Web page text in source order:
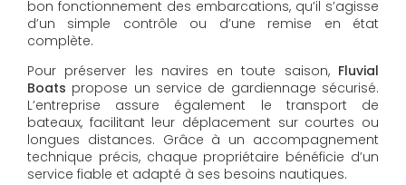
bon fonctionnement des embarcations, qu’il s’agisse
d’un simple contrôle ou d’une remise en état
complète.
Pour préserver les navires en toute saison, Fluvial
Boats propose un service de gardiennage sécurisé.
L’entreprise assure également le transport de
bateaux, facilitant leur déplacement sur courtes ou
longues distances. Grâce à un accompagnement
technique précis, chaque propriétaire bénéficie d’un
service fiable et adapté à ses besoins nautiques.